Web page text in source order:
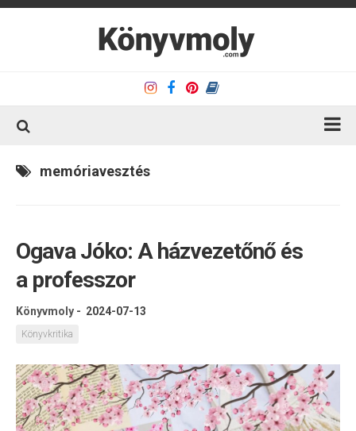
Kapcsolat
Olvasó sarok
Könyveim
Rólam
memóriavesztés
Ogava Jóko: A házvezetőnő és
a professzor
Könyvmoly - 2024-07-13
Könyvkritika